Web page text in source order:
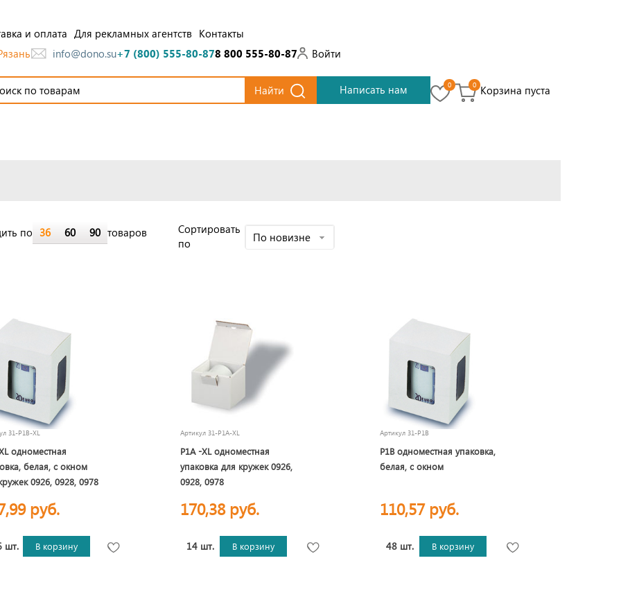
и оплата Для рекламных агентств Контакты
info@dono.su+7 (800) 555-80-878 800 555-80-87 Войти
Найти Написать нам 0 0 Корзина пуста
по 36 60 90 товаров
Cортировать
по
По новизне
31-P1B-XL
одноместная
белая, с окном
0926, 0928, 0978
руб.
шт. В корзину
Артикул 31-P1A-XL
P1A -XL одноместная
упаковка для кружек 0926,
0928, 0978
170,38 руб.
14 шт. В корзину
Артикул 31-P1B
P1B одноместная упаковка,
белая, с окном
110,57 руб.
48 шт. В корзину